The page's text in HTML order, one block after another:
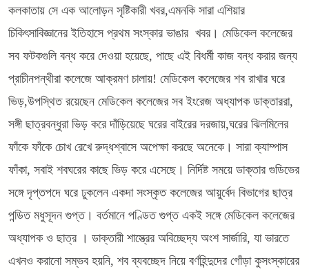
কলকাতায় সে এক আলোড়ন সৃষ্টিকারী খবর,এমনকি সারা এশিয়ার
চিকিৎসাবিজ্ঞানের ইতিহাসে প্রথম সংস্কার ভাঙার খবর। মেডিকেল কলেজের
সব ফটকগুলি বন্ধ করে দেওয়া হয়েছে, পাছে এই বিধর্মী কাজ বন্ধ করার জন্য
প্রাচীনপন্থীরা কলেজে আক্রমণ চালায়! মেডিকেল কলেজের শব রাখার ঘরে
ভিড়,উপস্থিত রয়েছেন মেডিকেল কলেজের সব ইংরেজ অধ্যাপক ডাক্তাররা,
সঙ্গী ছাত্রবন্ধুরা ভিড় করে দাঁড়িয়েছে ঘরের বাইরের দরজায়,ঘরের ঝিলমিলের
ফাঁকে ফাঁকে চোখ রেখে রুদ্ধশ্বাসে অপেক্ষা করছে অনেকে। সারা ক্যাম্পাস
ফাঁকা, সবাই শবঘরের কাছে ভিড় করে এসেছে। নির্দিষ্ট সময়ে ডাক্তার গুডিভের
সঙ্গে দৃপ্তপদে ঘরে ঢুকলেন একদা সংস্কৃত কলেজের আয়ুর্বেদ বিভাগের ছাত্র
পন্ডিত মধুসূদন গুপ্ত। বর্তমানে পণ্ডিত গুপ্ত একই সঙ্গে মেডিকেল কলেজের
অধ্যাপক ও ছাত্র । ডাক্তারী শাস্ত্রের অবিচ্ছেদ্য অংশ সার্জারি, যা ভারতে
এখনও করানো সম্ভব হয়নি, শব ব্যবচ্ছেদ নিয়ে বর্ণহিন্দুদের গোঁড়া কুসংস্কারের